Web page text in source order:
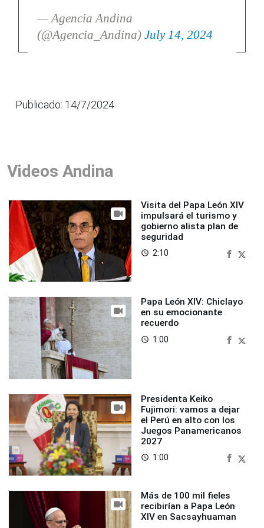
— Agencia Andina
(@Agencia_Andina) July 14, 2024
Publicado: 14/7/2024
Videos Andina
Visita del Papa León XIV
impulsará el turismo y
gobierno alista plan de
seguridad
access_time 2:10
Papa León XIV: Chiclayo
en su emocionante
recuerdo
access_time 1:00
Presidenta Keiko
Fujimori: vamos a dejar
el Perú en alto con los
Juegos Panamericanos
2027
access_time 1:00
Más de 100 mil fieles
recibirían a Papa León
XIV en Sacsayhuaman